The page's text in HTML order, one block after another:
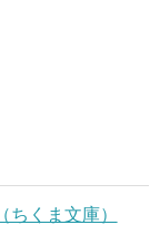
ちくま文庫）